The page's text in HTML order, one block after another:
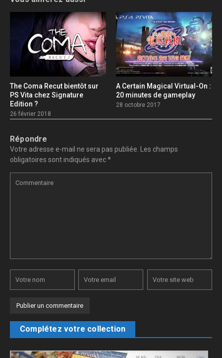
The Coma Recut bientôt sur
PS Vita chez Signature
Edition ?
26 février 2018
A Certain Magical Virtual-On :
20 minutes de gameplay
28 octobre 2017
Répondre
Votre adresse e-mail ne sera pas publiée.
Les champs
obligatoires sont indiqués avec*
Complétez votre collection